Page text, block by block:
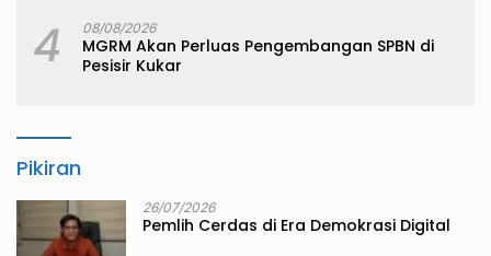
4 08/08/2026
MGRM Akan Perluas Pengembangan SPBN di
Pesisir Kukar
Pikiran
26/07/2026
Pemlih Cerdas di Era Demokrasi Digital